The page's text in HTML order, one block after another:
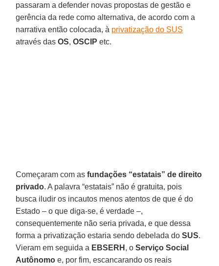
passaram a defender novas propostas de gestão e
gerência da rede como alternativa, de acordo com a
narrativa então colocada, à privatização do SUS
através dasOS,OSCIP etc.
Começaram com asfundações “estatais” de direito
privado. A palavra “estatais” não é gratuita, pois
busca iludir os incautos menos atentos de que é do
Estado – o que diga-se, é verdade –,
consequentemente não seria privada, e que dessa
forma a privatização estaria sendo debelada doSUS.
Vieram em seguida a EBSERH , oServiço Social
Autônomo e, por fim, escancarando os reais